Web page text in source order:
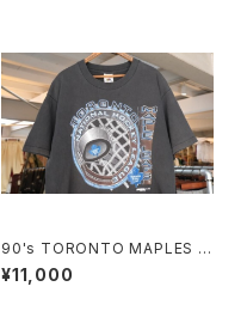
90's TORONTO MAPLES L
EAFS black cotton Tee "M
ade in CANADA"
¥11,000